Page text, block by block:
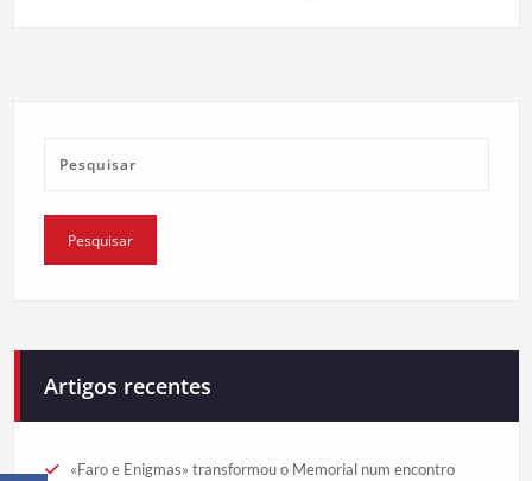
Artigos recentes
«Faro e Enigmas» transformou o Memorial num encontro